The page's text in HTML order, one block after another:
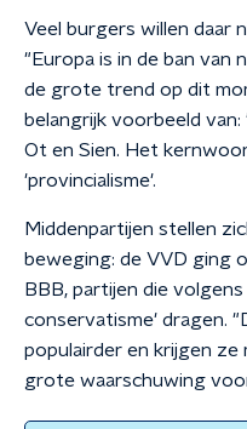
Veel burgers willen daar
"Europa is in de ban van
de grote trend op dit
belangrijk voorbeeld
Ot en Sien. Het
'provincialisme'.
Middenpartijen stellen
beweging: de VVD ging
BBB, partijen die
conservatisme' dragen.
populairder en krijgen ze
grote waarschuwing